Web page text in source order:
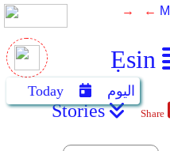
Ẹsin
→ ←
Today اليوم
Stories Share